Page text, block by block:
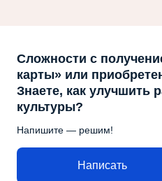
Сложности с
карты» или
Знаете, как улучшить
культуры?
Напишите — решим!
Написать